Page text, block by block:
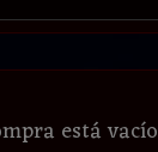
está vacío